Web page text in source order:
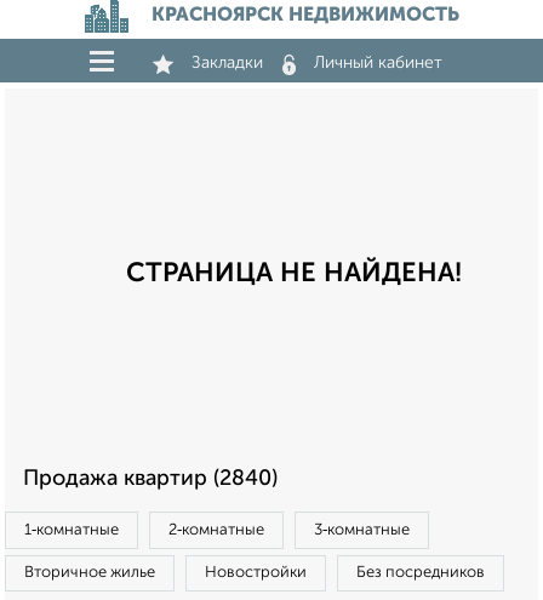
КРАСНОЯРСК НЕДВИЖИМОСТЬ
Закладки Личный кабинет
СТРАНИЦА НЕ НАЙДЕНА!
Продажа квартир (2840)
1‑комнатные 2‑комнатные 3‑комнатные
Вторичное жилье Новостройки Без посредников